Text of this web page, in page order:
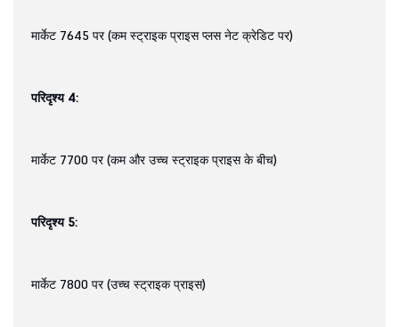
मार्केट 7645 पर (कम स्ट्राइक प्राइस प्लस नेट क्रेडिट पर)
परिदृश्य 4:
मार्केट 7700 पर (कम और उच्च स्ट्राइक प्राइस के बीच)
परिदृश्य 5:
मार्केट 7800 पर (उच्च स्ट्राइक प्राइस)